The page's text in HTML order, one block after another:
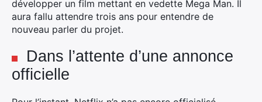
développer un film mettant en vedette Mega Man. Il
aura fallu attendre trois ans pour entendre de
nouveau parler du projet.
Dans l’attente d’une annonce
officielle